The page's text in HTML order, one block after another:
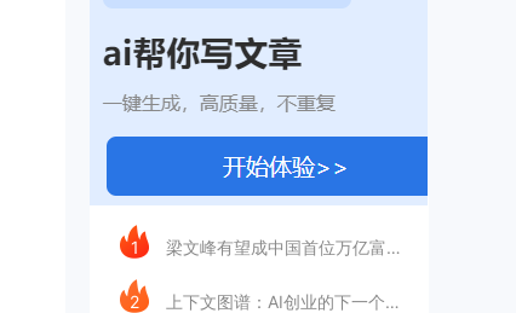
今日推荐
1 梁文峰有望成中国首位万亿富豪？AI理工男
2 上下文图谱：AI创业的下一个万亿赛道